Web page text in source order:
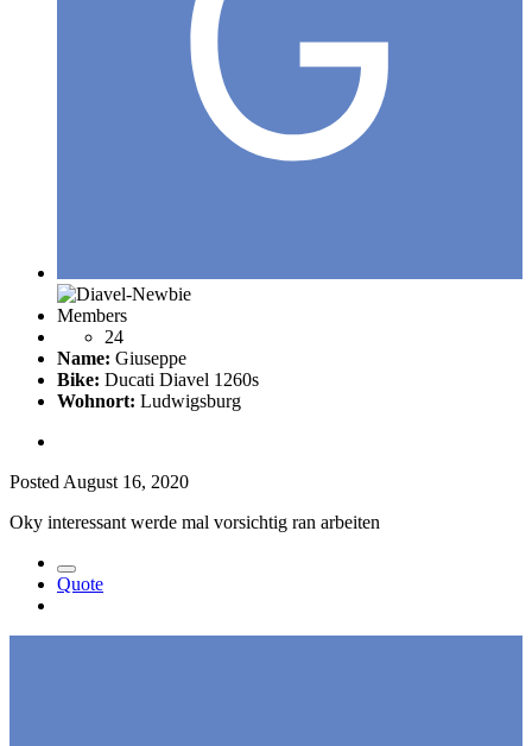
Members
24
Name: Giuseppe
Bike: Ducati Diavel 1260s
Wohnort: Ludwigsburg
Posted August 16, 2020
Oky interessant werde mal vorsichtig ran arbeiten
Quote